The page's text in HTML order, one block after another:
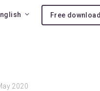
Free download
2020